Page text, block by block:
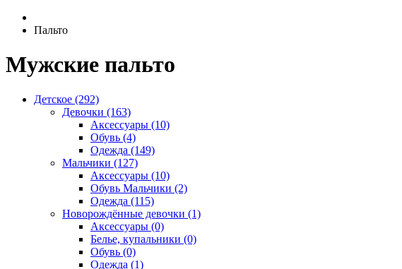
Пальто
Мужские пальто
Детское (292)
Девочки (163)
Аксессуары (10)
Обувь (4)
Одежда (149)
Мальчики (127)
Аксессуары (10)
Обувь Мальчики (2)
Одежда (115)
Новорождённые девочки (1)
Аксессуары (0)
Белье, купальники (0)
Обувь (0)
Одежда (1)